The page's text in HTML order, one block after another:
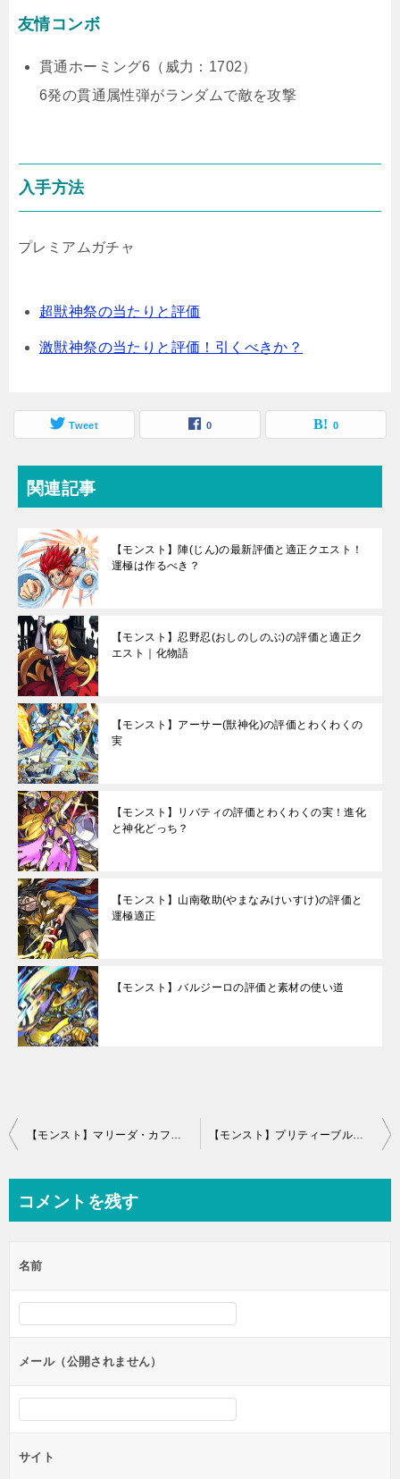
友情コンボ
貫通ホーミング6（威力：1702）
6発の貫通属性弾がランダムで敵を攻撃
入手方法
プレミアムガチャ
超獣神祭の当たりと評価
激獣神祭の当たりと評価！引くべきか？
Tweet 0 0
関連記事
【モンスト】陣(じん)の最新評価と適正クエスト！
運極は作るべき？
【モンスト】忍野忍(おしのしのぶ)の評価と適正ク
エスト｜化物語
【モンスト】アーサー(獣神化)の評価とわくわくの
実
【モンスト】リバティの評価とわくわくの実！進化
と神化どっち？
【モンスト】山南敬助(やまなみけいすけ)の評価と
運極適正
【モンスト】バルジーロの評価と素材の使い道
投
ビ
ー
シ
ン
【モンスト】マリーダ・カフェマスターの入手方法と評価 【モンスト】プリティーブルーベリーの評価と運極適正、入手方法
コメントを残す
名前
メール（公開されません）
サイト